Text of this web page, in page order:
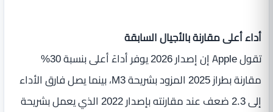
أداء أعلى مقارنة بالأجيال السابقة
تقول Apple إن إصدار 2026 يوفر أداءً أعلى بنسبة 30%
مقارنة بطراز 2025 المزود بشريحة M3، بينما يصل فارق الأداء
إلى 2.3 ضعف عند مقارنته بإصدار 2022 الذي يعمل بشريحة